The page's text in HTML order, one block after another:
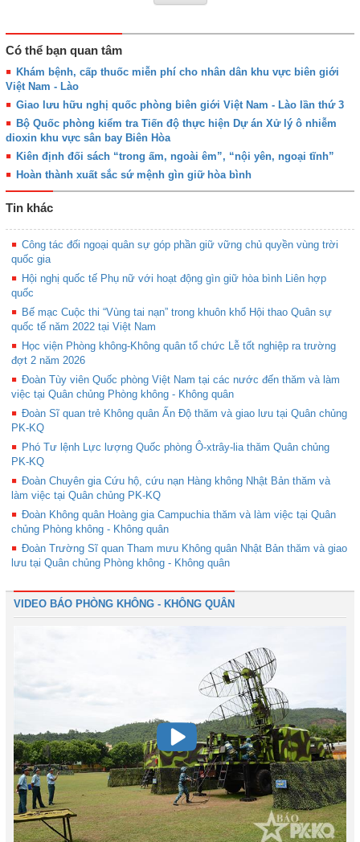
Có thể bạn quan tâm
Khám bệnh, cấp thuốc miễn phí cho nhân dân khu vực biên giới
Việt Nam - Lào
Giao lưu hữu nghị quốc phòng biên giới Việt Nam - Lào lần thứ 3
Bộ Quốc phòng kiểm tra Tiến độ thực hiện Dự án Xử lý ô nhiễm
dioxin khu vực sân bay Biên Hòa
Kiên định đối sách “trong ấm, ngoài êm”, “nội yên, ngoại tĩnh”
Hoàn thành xuất sắc sứ mệnh gìn giữ hòa bình
Tin khác
Công tác đối ngoại quân sự góp phần giữ vững chủ quyền vùng trời
quốc gia
Hội nghị quốc tế Phụ nữ với hoạt động gìn giữ hòa bình Liên hợp
quốc
Bế mạc Cuộc thi “Vùng tai nạn” trong khuôn khổ Hội thao Quân sự
quốc tế năm 2022 tại Việt Nam
Học viện Phòng không-Không quân tổ chức Lễ tốt nghiệp ra trường
đợt 2 năm 2026
Đoàn Tùy viên Quốc phòng Việt Nam tại các nước đến thăm và làm
việc tại Quân chủng Phòng không - Không quân
Đoàn Sĩ quan trẻ Không quân Ấn Độ thăm và giao lưu tại Quân chủng
PK-KQ
Phó Tư lệnh Lực lượng Quốc phòng Ô-xtrây-lia thăm Quân chủng
PK-KQ
Đoàn Chuyên gia Cứu hộ, cứu nạn Hàng không Nhật Bản thăm và
làm việc tại Quân chủng PK-KQ
Đoàn Không quân Hoàng gia Campuchia thăm và làm việc tại Quân
chủng Phòng không - Không quân
Đoàn Trường Sĩ quan Tham mưu Không quân Nhật Bản thăm và giao
lưu tại Quân chủng Phòng không - Không quân
VIDEO BÁO PHÒNG KHÔNG - KHÔNG QUÂN